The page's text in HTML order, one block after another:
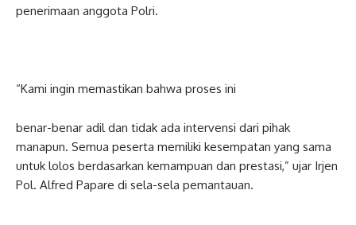
penerimaan anggota Polri.
“Kami ingin memastikan bahwa proses ini
benar-benar adil dan tidak ada intervensi dari pihak
manapun. Semua peserta memiliki kesempatan yang sama
untuk lolos berdasarkan kemampuan dan prestasi,” ujar Irjen
Pol. Alfred Papare di sela-sela pemantauan.